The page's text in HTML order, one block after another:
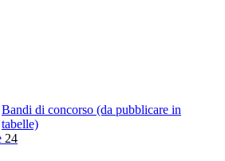
Bandi di concorso (da pubblicare in
tabelle)
24